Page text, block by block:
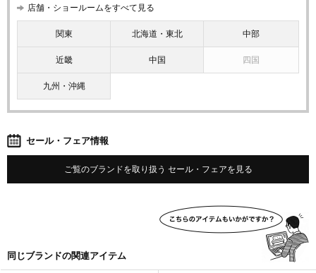
店舗・ショールームをすべて見る
関東 北海道・東北 中部
近畿 中国 四国
九州・沖縄
セール・フェア情報
ご覧のブランドを取り扱う セール・フェアを見る
同じブランドの関連アイテム